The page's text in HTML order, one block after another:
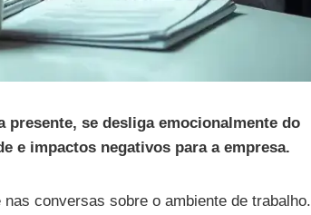
se desliga emocionalmente do
e impactos negativos para a empresa.
conversas sobre o ambiente de trabalho.